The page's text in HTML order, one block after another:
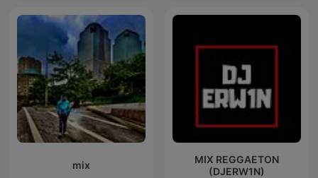
mix
MIX REGGAETON
(DJERW1N)